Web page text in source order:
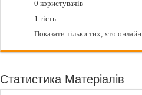
0 користувачів
1 гість
Показати тільки тих, хто онлайн
Статистика Матеріалів